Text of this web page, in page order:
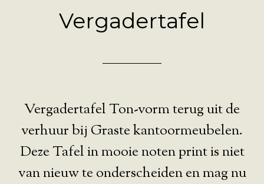
Vergadertafel
Vergadertafel Ton-vorm terug uit de
verhuur bij Graste kantoormeubelen.
Deze Tafel in mooie noten print is niet
van nieuw te onderscheiden en mag nu